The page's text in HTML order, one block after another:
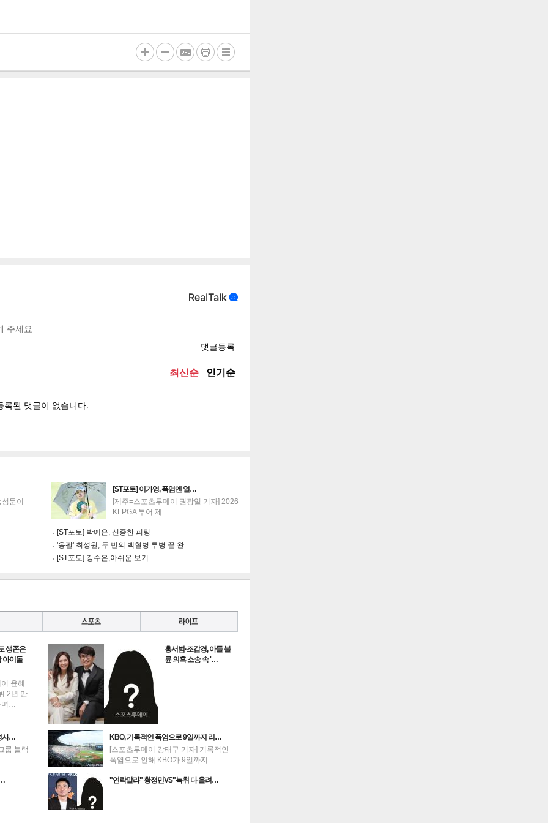
인쇄 목록
문이
[ST포토] 이가영, 폭염엔 얼…
[제주=스포츠투데이 권광일 기자] 2026
KLPGA 투어 제…
[ST포토] 박예은, 신중한 퍼팅
'응팔' 최성원, 두 번의 백혈병 투병 끝 완…
[ST포토] 강수은,아쉬운 보기
생존은
이돌
윤혜
2년 만
며…
사…
룹 블랙
홍서범·조갑경, 아들 불
륜 의혹 소송 속 '…
KBO, 기록적인 폭염으로 9일까지 리…
[스포츠투데이 강태구 기자] 기록적인
폭염으로 인해 KBO가 9일까지…
"연락말라" 황정민VS"녹취 다 올려…